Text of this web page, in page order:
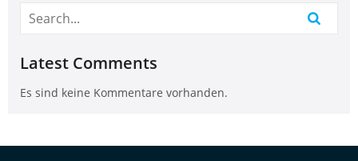
Latest Comments
Es sind keine Kommentare vorhanden.